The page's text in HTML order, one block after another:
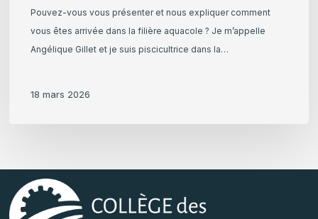
Pouvez-vous vous présenter et nous expliquer comment
vous êtes arrivée dans la filière aquacole ? Je m’appelle
Angélique Gillet et je suis piscicultrice dans la…
18 mars 2026